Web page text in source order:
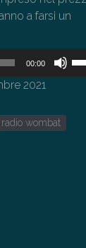
a farsi un
00:00
2021
radio wombat